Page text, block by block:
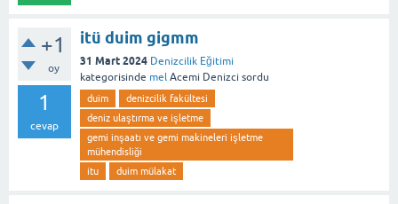
+1
oy
1
cevap
itü duim gigmm
31 Mart 2024 Denizcilik Eğitimi
kategorisinde mel Acemi Denizci sordu
duim
denizcilik fakültesi
deniz ulaştırma ve işletme
gemi inşaatı ve gemi makineleri işletme
mühendisliği
itu
duim mülakat